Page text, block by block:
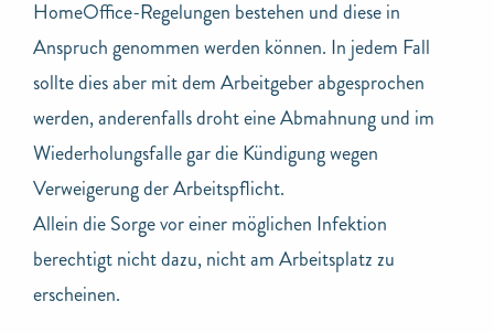
HomeOffice-Regelungen bestehen und diese in
Anspruch genommen werden können. In jedem Fall
sollte dies aber mit dem Arbeitgeber abgesprochen
werden, anderenfalls droht eine Abmahnung und im
Wiederholungsfalle gar die Kündigung wegen
Verweigerung der Arbeitspflicht.
Allein die Sorge vor einer möglichen Infektion
berechtigt nicht dazu, nicht am Arbeitsplatz zu
erscheinen.